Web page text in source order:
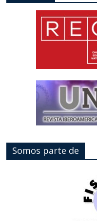
Somos parte de